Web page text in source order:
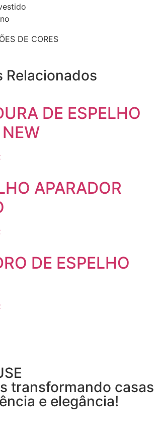
DE CORES
Relacionados
DE ESPELHO
APARADOR
DE ESPELHO
transformando casas
e elegância!